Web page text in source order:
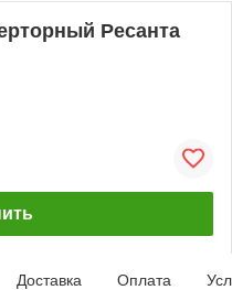
Ресанта
Доставка Оплата